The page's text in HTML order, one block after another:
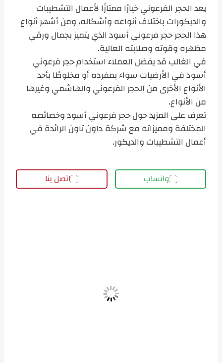
يعد الحجر الفرعوني خيارًا ممتازًا لأعمال التشطيبات
والديكورات باختلاف أنواعه وأشكاله، ومن أشهر أنواع
هذا الحجر حجر فرعوني أسود الذي يتميز بجمال ورقي
مظهره وقوته وصلابته العالية.
في الغالب قد يفضل العملاء استخدام حجر فرعوني
أسود في الأرضيات سواء بمفرده أو مخلوطًا بأحد
الأنواع الأخرى من الحجر الفرعوني والهاشمي وغيرها
من الأنواع.
تعرف على المزيد حول حجر فرعوني أسود وخصائصه
المختلفة ومميزاته مع شركة داون تاون الرائدة في
أعمال التشطيبات والديكور.
واتساب اتصل بنا